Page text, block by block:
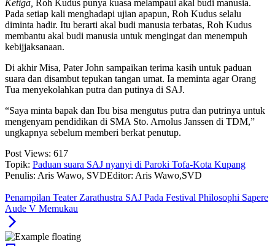
Ketiga, Roh Kudus punya kuasa melampaui akal budi manusia.
Pada setiap kali menghadapi ujian apapun, Roh Kudus selalu
diminta hadir. Itu berarti akal budi manusia terbatas, Roh Kudus
membantu akal budi manusia untuk mengingat dan menempuh
kebijjaksanaan.
Di akhir Misa, Pater John sampaikan terima kasih untuk paduan
suara dan disambut tepukan tangan umat. Ia meminta agar Orang
Tua menyekolahkan putra dan putinya di SAJ.
“Saya minta bapak dan Ibu bisa mengutus putra dan putrinya untuk
mengenyam pendidikan di SMA Sto. Arnolus Janssen di TDM,”
ungkapnya sebelum memberi berkat penutup.
Post Views: 617
Topik: Paduan suara SAJ nyanyi di Paroki Tofa-Kota Kupang
Penulis: Aris Wawo, SVDEditor: Aris Wawo,SVD
Penampilan Teater Zarathustra SAJ Pada Festival Philosophi Sapere
Aude V Memukau